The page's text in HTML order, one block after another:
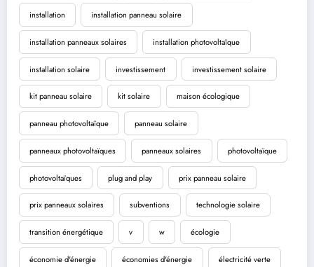
installation installation panneau solaire
installation panneaux solaires installation photovoltaïque
installation solaire investissement investissement solaire
kit panneau solaire kit solaire maison écologique
panneau photovoltaïque panneau solaire
panneaux photovoltaïques panneaux solaires photovoltaïque
photovoltaïques plug and play prix panneau solaire
prix panneaux solaires subventions technologie solaire
transition énergétique v w écologie
économie d'énergie économies d'énergie électricité verte